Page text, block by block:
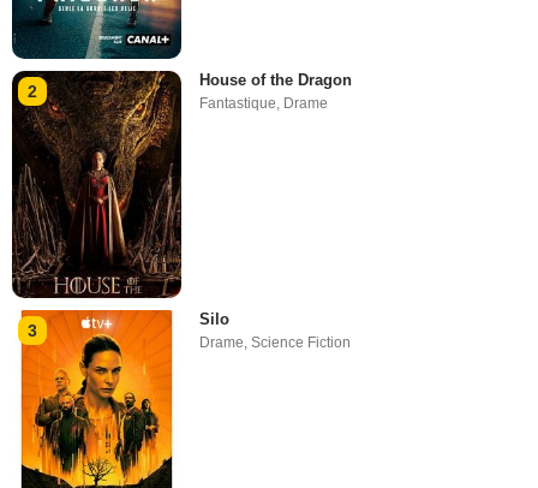
2
House of the Dragon
Fantastique, Drame
3
Silo
Drame ,Science Fiction